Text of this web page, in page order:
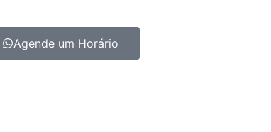
Agende um Horário